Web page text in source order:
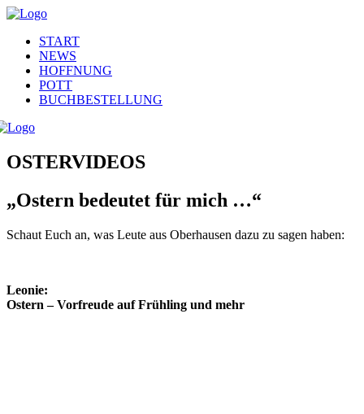
START
NEWS
HOFFNUNG
POTT
BUCHBESTELLUNG
OSTERVIDEOS
„Ostern bedeutet für mich …“
Schaut Euch an, was Leute aus Oberhausen dazu zu sagen haben:
Leonie:
Ostern – Vorfreude auf Frühling und mehr